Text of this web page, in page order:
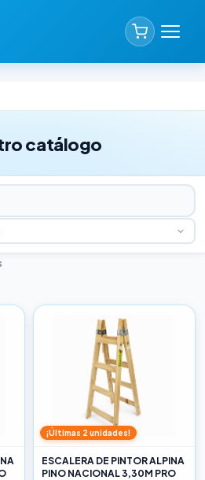
catálogo
¡Últimas 2 unidades!
ESCALERA DE PINTOR ALPINA
PINO NACIONAL 3,30M PRO